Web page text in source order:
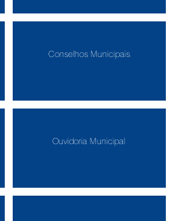
Conselhos Municipais
Ouvidoria Municipal